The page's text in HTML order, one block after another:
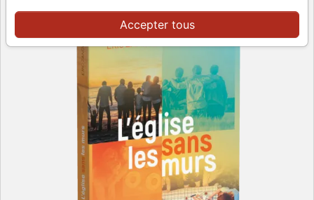
Accepter tous